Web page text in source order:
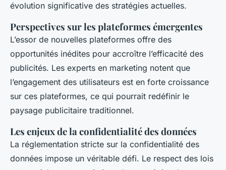
évolution significative des stratégies actuelles.
Perspectives sur les plateformes émergentes
L’essor de nouvelles plateformes offre des
opportunités inédites pour accroître l’efficacité des
publicités. Les experts en marketing notent que
l’engagement des utilisateurs est en forte croissance
sur ces plateformes, ce qui pourrait redéfinir le
paysage publicitaire traditionnel.
Les enjeux de la confidentialité des données
La réglementation stricte sur la confidentialité des
données impose un véritable défi. Le respect des lois